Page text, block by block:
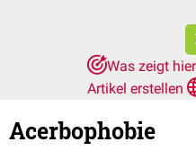
Was zeigt
Artikel erstellen
Acerbophobie